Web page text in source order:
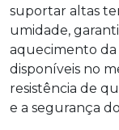
suportar altas
umidade,
aquecimento da
disponíveis no
resistência de
e a segurança